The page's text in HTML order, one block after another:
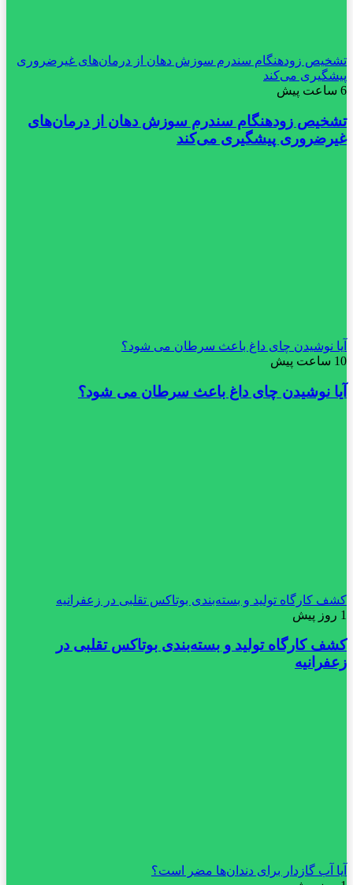
تشخیص زودهنگام سندرم سوزش دهان از درمان‌های غیرضروری
پیشگیری می‌کند
6 ساعت پیش
تشخیص زودهنگام سندرم سوزش دهان از درمان‌های
غیرضروری پیشگیری می‌کند
آیا نوشیدن چای داغ باعث سرطان می شود؟
10 ساعت پیش
آیا نوشیدن چای داغ باعث سرطان می شود؟
کشف کارگاه تولید و بسته‌بندی بوتاکس تقلبی در زعفرانیه
1 روز پیش
کشف کارگاه تولید و بسته‌بندی بوتاکس تقلبی در
زعفرانیه
آیا آب گازدار برای دندان‌ها مضر است؟